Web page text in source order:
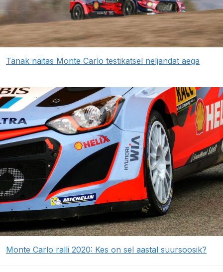
Tänak näitas Monte Carlo testikatsel neljandat aega
Monte Carlo ralli 2020: Kes on sel aastal suursoosik?